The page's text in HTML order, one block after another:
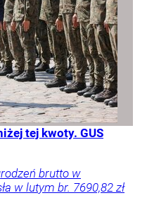
tej kwoty. GUS
brutto w
w lutym br. 7690,82 zł